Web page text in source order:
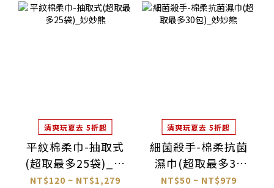
清爽玩夏去 5折起
平紋棉柔巾-抽取式
(超取最多25袋)_妙
妙熊
NT$120 ~ NT$1,279
清爽玩夏去 5折起
細菌殺手-棉柔抗菌
濕巾(超取最多30
包)_妙妙熊
NT$50 ~ NT$979